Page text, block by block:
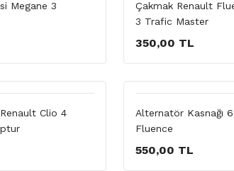
Megane 3
Çakmak Renault
3 Trafic Master
350,00 TL
Clio 4
Alternatör Kasnağı
Fluence
550,00 TL